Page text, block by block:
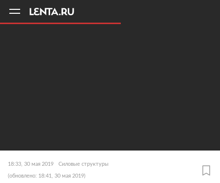
18:33, 30 мая 2019 Силовые структуры
(обновлено: 18:41, 30 мая 2019)